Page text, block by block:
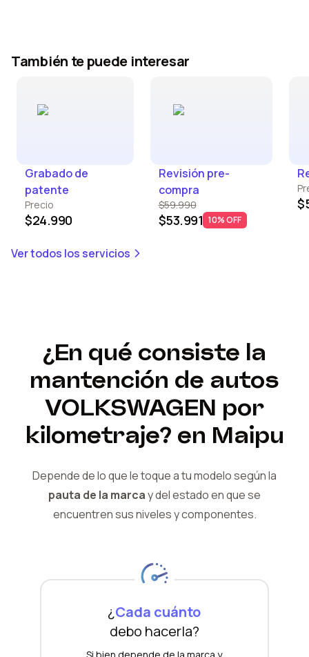
También te puede interesar
Grabado de
patente
Precio
$24.990
Revisión pre-
compra
$59.990
$53.991 10% OFF
Ver todos los servicios
¿En qué consiste la
mantención de autos
VOLKSWAGEN por
kilometraje? en Maipu
Depende de lo que le toque a tu modelo según la
pauta de la marcay delestado en que se
encuentren sus niveles y componentes.
¿Cada cuánto
debo hacerla?